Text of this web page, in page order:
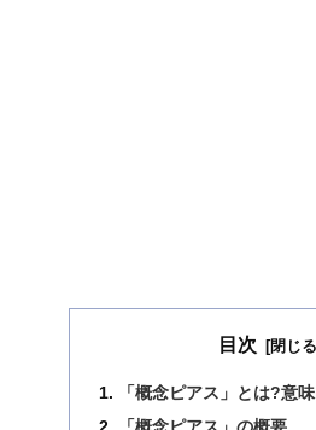
目次
「概念ピアス」とは?意味